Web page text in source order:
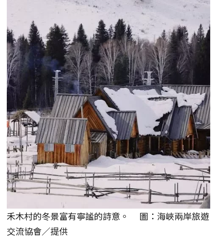
禾木村的冬景富有寧謐的詩意。 圖：海峽兩岸旅遊
交流協會／提供